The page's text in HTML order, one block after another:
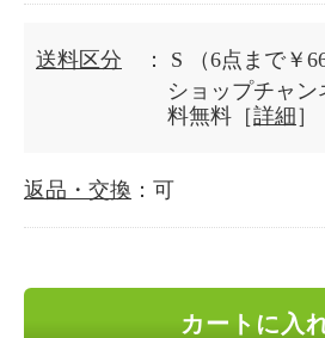
送料区分 ： S
（6点まで￥
ショップチャ
料無料［詳細 ］
返品・交換 ：可
カートに入